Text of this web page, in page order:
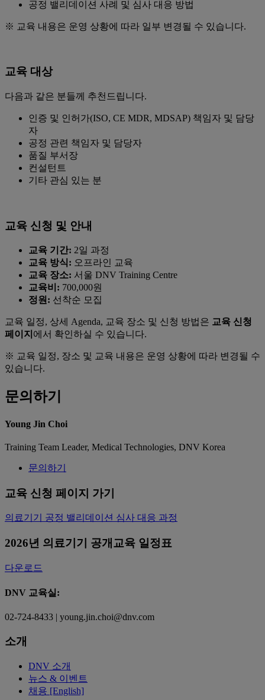
공정 밸리데이션 사례 및 심사 대응 방법
※ 교육 내용은 운영 상황에 따라 일부 변경될 수 있습니다.
교육 대상
다음과 같은 분들께 추천드립니다.
인증 및 인허가(ISO, CE MDR, MDSAP) 책임자 및 담당
자
공정 관련 책임자 및 담당자
품질 부서장
컨설턴트
기타 관심 있는 분
교육 신청 및 안내
교육 기간: 2일 과정
교육 방식: 오프라인 교육
교육 장소: 서울 DNV Training Centre
교육비: 700,000원
정원: 선착순 모집
교육 일정, 상세 Agenda, 교육 장소 및 신청 방법은 교육 신청
페이지 에서 확인하실 수 있습니다.
※ 교육 일정, 장소 및 교육 내용은 운영 상황에 따라 변경될 수
있습니다.
문의하기
Young Jin Choi
Training Team Leader, Medical Technologies, DNV Korea
문의하기
교육 신청 페이지 가기
의료기기 공정 밸리데이션 심사 대응 과정
2026년 의료기기 공개교육 일정표
다운로드
DNV 교육실:
02-724-8433 | young.jin.choi@dnv.com
소개
DNV 소개
뉴스 & 이벤트
채용 [English]